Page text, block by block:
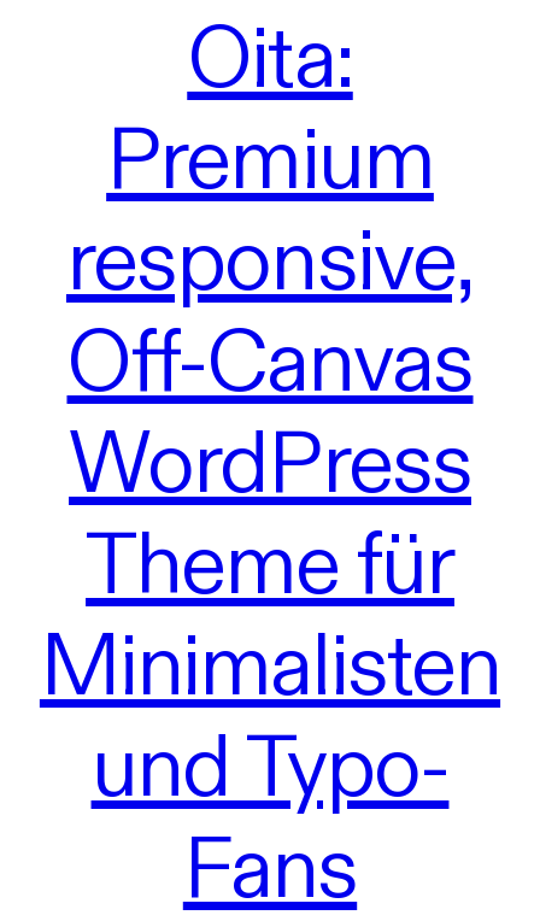
Oita:
Premium
responsive,
Off-Canvas
WordPress
Theme für
Minimalisten
und Typo-
Fans